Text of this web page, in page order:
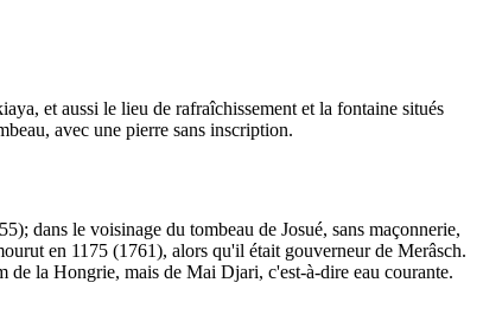
et aussi le lieu de rafraîchissement et la fontaine situés
avec une pierre sans inscription.
dans le voisinage du tombeau de Josué, sans maçonnerie,
en 1175 (1761), alors qu'il était gouverneur de Merâsch.
de la Hongrie, mais de Mai Djari, c'est-à-dire eau courante.